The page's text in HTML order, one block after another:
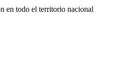
en todo el territorio nacional